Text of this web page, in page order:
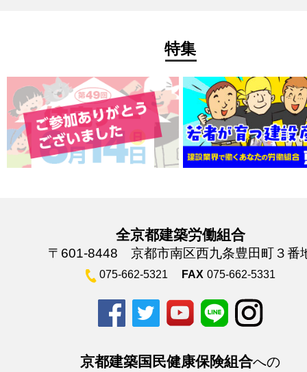
特集
全京都建築労働組合
〒601-8448 京都市南区西九条豊田町３番
075-662-5321 FAX 075-662-5331
京都建築国民健康保険組合への